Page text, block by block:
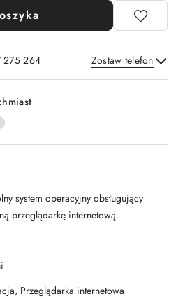
275 264 Zostaw telefon
Wyślij
system operacyjny obsługujący
przeglądarkę internetową.
Przeglądarka internetowa